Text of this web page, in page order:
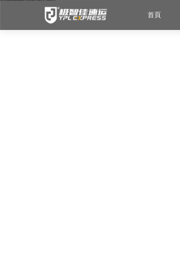
首頁